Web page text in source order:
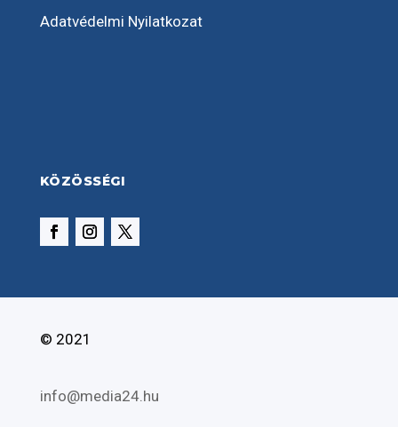
Adatvédelmi Nyilatkozat
KÖZÖSSÉGI
© 2021
info@media24.hu